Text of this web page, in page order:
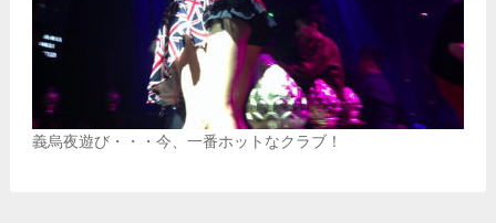
義烏夜遊び・・・今、一番ホットなクラブ！